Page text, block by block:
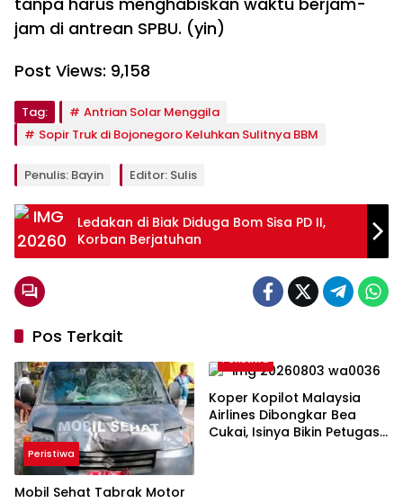
jam di antrean SPBU. (yin)
Post Views: 9,158
Tag:
Antrian Solar Menggila
Sopir Truk di Bojonegoro Keluhkan Sulitnya BBM
Penulis: Bayin Editor: Sulis
Ledakan di Biak Diduga Bom Sisa PD II,
Korban Berjatuhan
Pos Terkait
Peristiwa
Mobil Sehat Tabrak Motor
Peristiwa
Koper Kopilot Malaysia
Airlines Dibongkar Bea
Cukai, Isinya Bikin Petugas